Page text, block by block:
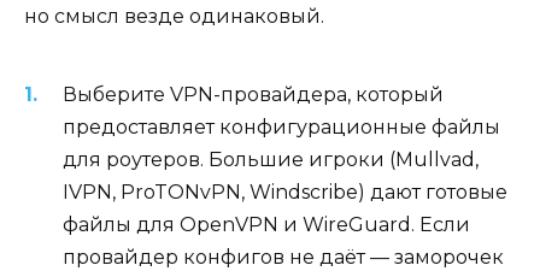
но смысл везде одинаковый.
Выберите VPN-провайдера, который
предоставляет конфигурационные файлы
для роутеров. Большие игроки (Mullvad,
IVPN, ProTONvPN, Windscribe) дают готовые
файлы для OpenVPN и WireGuard. Если
провайдер конфигов не даёт — заморочек